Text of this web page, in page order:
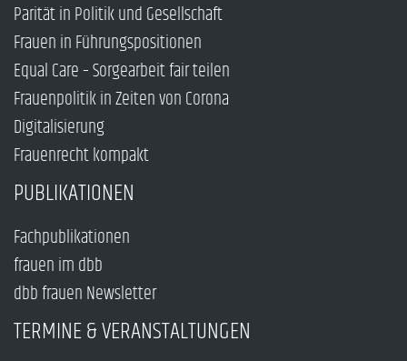
Parität in Politik und Gesellschaft
Frauen in Führungspositionen
Equal Care – Sorgearbeit fair teilen
Frauenpolitik in Zeiten von Corona
Digitalisierung
Frauenrecht kompakt
PUBLIKATIONEN
Fachpublikationen
frauen im dbb
dbb frauen Newsletter
TERMINE & VERANSTALTUNGEN